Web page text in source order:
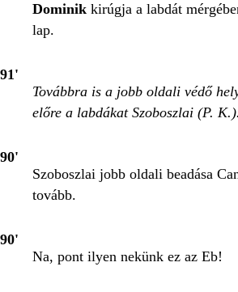
Dominik kirúgja a labdát
lap.
91'
Továbbra is a jobb oldali védő
előre a labdákat Szoboszlai (P. K.).
90'
Szoboszlai jobb oldali beadása
tovább.
90'
Na, pont ilyen nekünk ez az Eb!